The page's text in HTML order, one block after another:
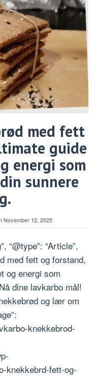
med fett
guide
energi som
sunnere
November 12, 2025
“@type”: “Article”,
med fett og forstand,
og energi som
dine lavkarbo mål!
og lær om
knekkebrod-
knekkebrd-fett-og-